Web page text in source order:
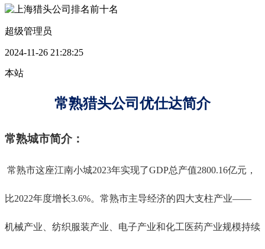
超级管理员
2024-11-26 21:28:25
本站
常熟猎头公司优仕达简介
常熟城市简介：
常熟市这座江南小城2023年实现了GDP总产值2800.16亿元，
比2022年度增长3.6%。常熟市主导经济的四大支柱产业——
机械产业、纺织服装产业、电子产业和化工医药产业规模持续